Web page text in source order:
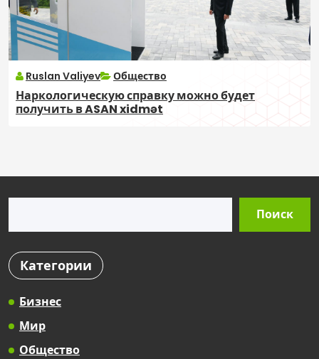
Ruslan Valiyev Общество
Наркологическую справку можно будет
получить в ASAN xidmət
Поиск
Категории
Бизнес
Мир
Общество